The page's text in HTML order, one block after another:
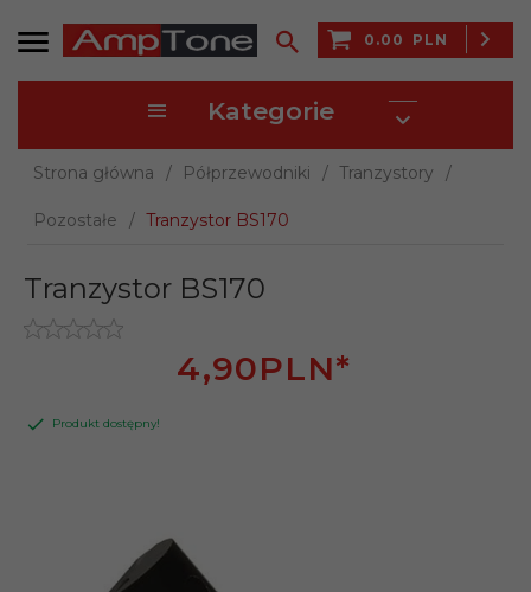
0.00 PLN
Kategorie
Strona główna Półprzewodniki Tranzystory
Pozostałe Tranzystor BS170
Tranzystor BS170
4,90PLN*
Produkt dostępny!